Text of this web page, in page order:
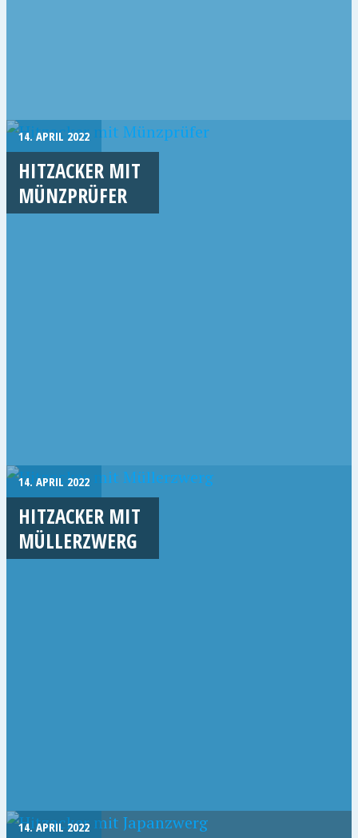
14. APRIL 2022
HITZACKER MIT
MÜNZPRÜFER
14. APRIL 2022
HITZACKER MIT
MÜLLERZWERG
14. APRIL 2022